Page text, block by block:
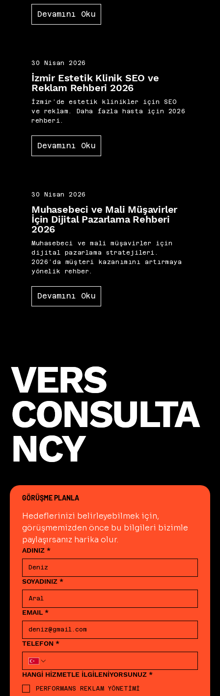
Devamını Oku
30 Nisan 2026
İzmir Estetik Klinik SEO ve
Reklam Rehberi 2026
İzmir’de estetik klinikler için SEO
ve reklam. Daha fazla hasta için 2026
rehberi.
Devamını Oku
30 Nisan 2026
Muhasebeci ve Mali Müşavirler
İçin Dijital Pazarlama Rehberi
2026
Muhasebeci ve mali müşavirler için
dijital pazarlama stratejileri.
2026’da müşteri kazanımını artırmaya
yönelik rehber.
Devamını Oku
VERS
CONSULTA
NCY
VERS
CONSULTA
NCY
GÖRÜŞME PLANLA
Hedeflerinizi belirleyebilmek için,
görüşmemizden önce bu bilgileri bizimle
paylaşırsanız harika olur.
ADINIZ *
SOYADINIZ *
EMAIL *
TELEFON *
HANGİ HİZMETLE İLGİLENİYORSUNUZ *
PERFORMANS REKLAM YÖNETİMİ